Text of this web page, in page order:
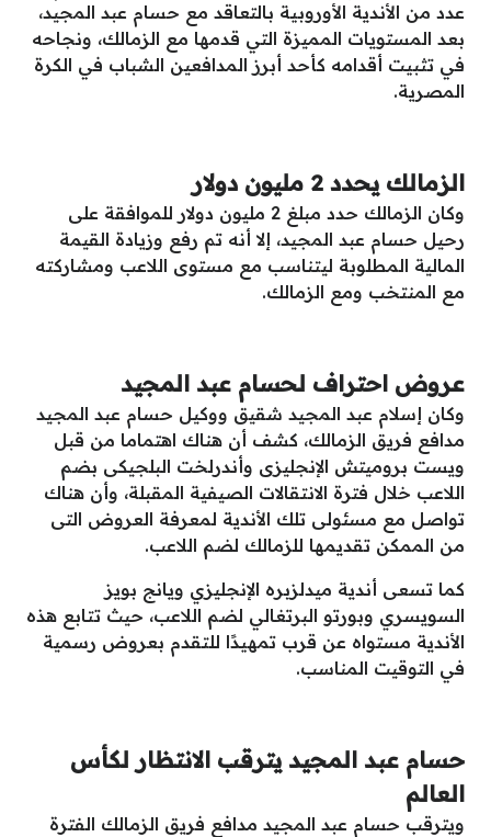
عدد من الأندية الأوروبية بالتعاقد مع حسام عبد المجيد،
بعد المستويات المميزة التي قدمها مع الزمالك، ونجاحه
في تثبيت أقدامه كأحد أبرز المدافعين الشباب في الكرة
المصرية.
الزمالك يحدد 2 مليون دولار
وكان الزمالك حدد مبلغ 2 مليون دولار للموافقة على
رحيل حسام عبد المجيد، إلا أنه تم رفع وزيادة القيمة
المالية المطلوبة ليتناسب مع مستوى اللاعب ومشاركته
مع المنتخب ومع الزمالك.
عروض احتراف لحسام عبد المجيد
وكان إسلام عبد المجيد شقيق ووكيل حسام عبد المجيد
مدافع فريق الزمالك، كشف أن هناك اهتماما من قبل
ويست بروميتش الإنجليزى وأندرلخت البلجيكى بضم
اللاعب خلال فترة الانتقالات الصيفية المقبلة، وأن هناك
تواصل مع مسئولى تلك الأندية لمعرفة العروض التى
من الممكن تقديمها للزمالك لضم اللاعب.
كما تسعى أندية ميدلزبره الإنجليزي ويانج بويز
السويسري وبورتو البرتغالي لضم اللاعب، حيث تتابع هذه
الأندية مستواه عن قرب تمهيدًا للتقدم بعروض رسمية
في التوقيت المناسب.
حسام عبد المجيد يترقب الانتظار لكأس
العالم
ويترقب حسام عبد المجيد مدافع فريق الزمالك الفترة